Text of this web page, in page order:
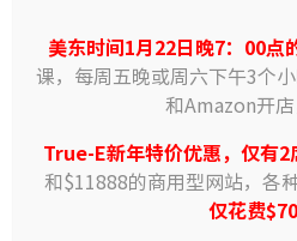
zoom公益课 11月21
《电商Amazon,
的区别》 (输入
美东时间1月22日晚7：00点
课，每周五晚或周六下午3个
和Amazon开店
True-E新年特价优惠，仅有2
和$11888的商用型网站，各
仅花费